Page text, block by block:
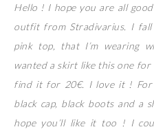
Hello ! I hope you are all
outfit from Stradivarius. I
pink top, that I’m wearing
wanted a skirt like this one for
find it for 20€. I love it ! For
black cap, black boots and a
hope you’ll like it too ! I